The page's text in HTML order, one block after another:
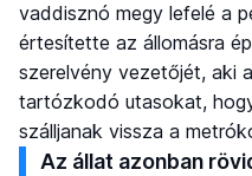
vaddisznó megy lefelé a
értesítette az állomásra
szerelvény vezetőjét, aki
tartózkodó utasokat,
szálljanak vissza a
Az állat azonban